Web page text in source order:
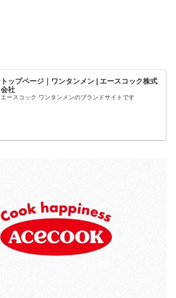
トップページ｜ワンタンメン | エースコック株式
会社
エースコック ワンタンメンのブランドサイトです